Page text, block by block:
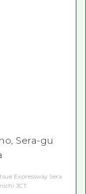
Sera-gu
Expressway Sera
JCT